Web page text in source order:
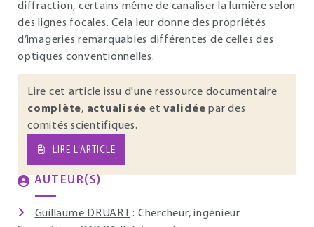
diffraction, certains même de canaliser la lumière selon
des lignes focales. Cela leur donne des propriétés
d’imageries remarquables différentes de celles des
optiques conventionnelles.
Lire cet article issu d'une ressource documentaire
complète, actualisée et validée par des
comités scientifiques.
LIRE L’ARTICLE
AUTEUR(S)
Guillaume DRUART
: Chercheur, ingénieur